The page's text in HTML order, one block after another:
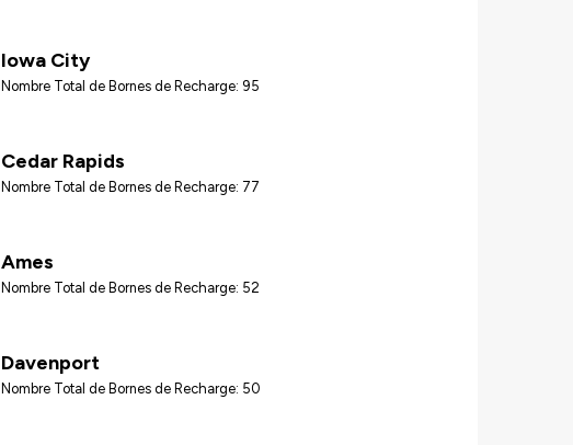
Iowa City
Nombre Total de Bornes de Recharge: 95
Cedar Rapids
Nombre Total de Bornes de Recharge: 77
Ames
Nombre Total de Bornes de Recharge: 52
Davenport
Nombre Total de Bornes de Recharge: 50